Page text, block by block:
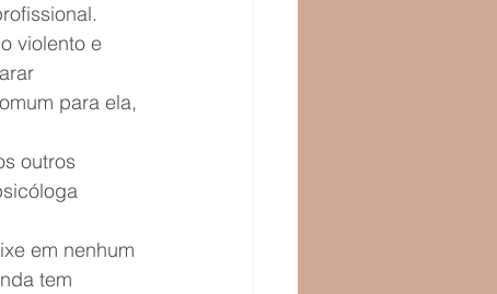
violento e
para ela,
outros
em nenhum
tem